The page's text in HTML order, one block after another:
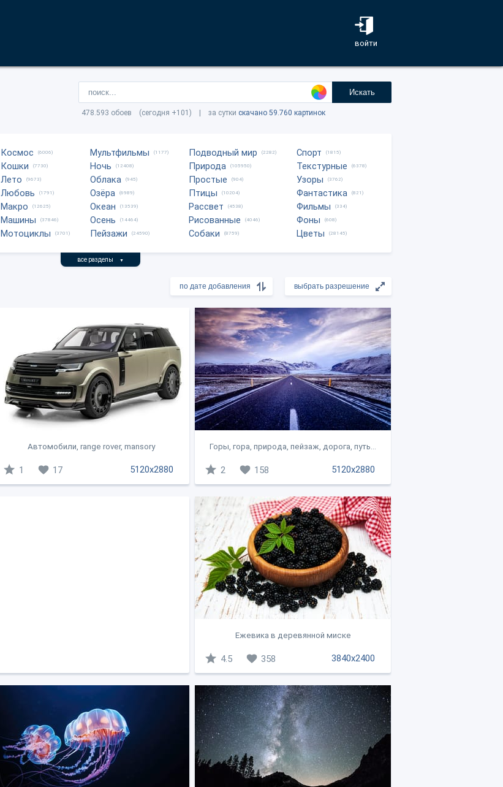
войти
Искать
478.593 обоев (сегодня +101) | за сутки скачано 59.760 картинок
Космос (6006)
Кошки (7730)
Лето (9673)
Любовь (1791)
Макро (12625)
Машины (37846)
Мотоциклы (3701)
Мультфильмы (1177)
Ночь (12408)
Облака (945)
Озёра (6989)
Океан (13539)
Осень (14464)
Пейзажи (24590)
Подводный мир (2282)
Природа (105950)
Простые (904)
Птицы (10204)
Рассвет (4538)
Рисованные (4046)
Собаки (8759)
Спорт (1815)
Текстурные (6378)
Узоры (3762)
Фантастика (821)
Фильмы (334)
Фоны (608)
Цветы (28145)
все разделы ▼
Автомобили, range rover, mansory
5120x2880
1 17
Горы, гора, природа, пейзаж, дорога, путь...
5120x2880
2 158
Ежевика в деревянной миске
3840x2400
4.5 358